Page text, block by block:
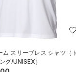
ム スリーブレス シャツ（ト
グ/UNISEX）